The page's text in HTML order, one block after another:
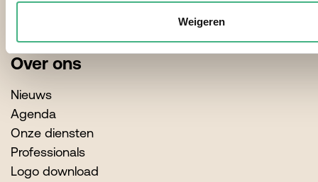
Weigeren
Over ons
Nieuws
Agenda
Onze diensten
Professionals
Logo download